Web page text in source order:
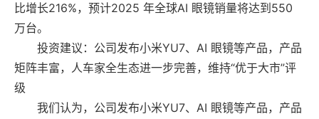
比增长216%，预计2025 年全球AI 眼镜销量将达到550
万台。
投资建议：公司发布小米YU7、AI 眼镜等产品，产品
矩阵丰富，人车家全生态进一步完善，维持“优于大市”评
级
我们认为，公司发布小米YU7、AI 眼镜等产品，产品